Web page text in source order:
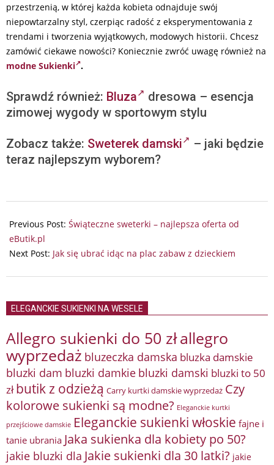
przestrzenią, w której każda kobieta odnajduje swój
niepowtarzalny styl, czerpiąc radość z eksperymentowania z
trendami i tworzenia wyjątkowych, modowych historii. Chcesz
zamówić ciekawe nowości? Koniecznie zwróć uwagę również na
modne Sukienki .
Sprawdź również: Bluza
dresowa – esencja
zimowej wygody w sportowym stylu
Zobacz także: Sweterek damski
– jaki będzie
teraz najlepszym wyborem?
12-
02
Previous Post: Świąteczne sweterki – najlepsza oferta od
eButik.pl
Next Post: Jak się ubrać idąc na plac zabaw z dzieckiem
ELEGANCKIE SUKIENKI NA WESELE
Allegro sukienki do 50 złallegro
wyprzedaż bluzeczka damska bluzka damskie
bluzki dam bluzki damkie bluzki damski bluzki to 50
zł butik z odzieżą Carry kurtki damskie wyprzedaż Czy
kolorowe sukienki są modne? Eleganckie kurtki
przejściowe damskie Eleganckie sukienki włoskie fajne i
tanie ubrania Jaka sukienka dla kobiety po 50?
jakie bluzki dla Jakie sukienki dla 30 latki? jakie